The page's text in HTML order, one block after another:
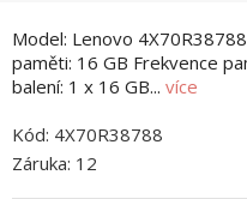
Model: Lenovo
paměti: 16 GB Frekvence
balení: 1 x 16 GB... více
Kód: 4X70R38788
Záruka: 12